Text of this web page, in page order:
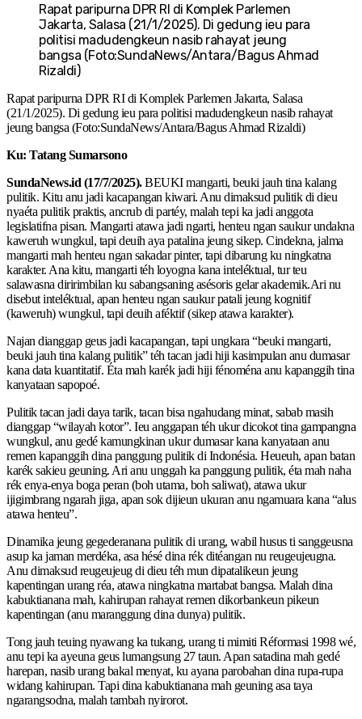
Rapat paripurna DPR RI di Komplek Parlemen
Jakarta, Salasa (21/1/2025). Di gedung ieu para
politisi madudengkeun nasib rahayat jeung
bangsa (Foto:SundaNews/Antara/Bagus Ahmad
Rizaldi)
Rapat paripurna DPR RI di Komplek Parlemen Jakarta, Salasa
(21/1/2025). Di gedung ieu para politisi madudengkeun nasib rahayat
jeung bangsa (Foto:SundaNews/Antara/Bagus Ahmad Rizaldi)
Ku: Tatang Sumarsono
SundaNews.id (17/7/2025).BEUKI mangarti, beuki jauh tina kalang
pulitik. Kitu anu jadi kacapangan kiwari. Anu dimaksud pulitik di dieu
nyaéta pulitik praktis, ancrub di partéy, malah tepi ka jadi anggota
legislatifna pisan. Mangarti atawa jadi ngarti, henteu ngan saukur undakna
kaweruh wungkul, tapi deuih aya patalina jeung sikep. Cindekna, jalma
mangarti mah henteu ngan sakadar pinter, tapi dibarung ku ningkatna
karakter. Ana kitu, mangarti téh loyogna kana inteléktual, tur teu
salawasna diririmbilan ku sabangsaning asésoris gelar akademik.Ari nu
disebut inteléktual, apan henteu ngan saukur patali jeung kognitif
(kaweruh) wungkul, tapi deuih aféktif (sikep atawa karakter).
Najan dianggap geus jadi kacapangan, tapi ungkara “beuki mangarti,
beuki jauh tina kalang pulitik” téh tacan jadi hiji kasimpulan anu dumasar
kana data kuantitatif. Éta mah karék jadi hiji fénoména anu kapanggih tina
kanyataan sapopoé.
Pulitik tacan jadi daya tarik, tacan bisa ngahudang minat, sabab masih
dianggap “wilayah kotor”. Ieu anggapan téh ukur dicokot tina gampangna
wungkul, anu gedé kamungkinan ukur dumasar kana kanyataan anu
remen kapanggih dina panggung pulitik di Indonésia. Heueuh, apan batan
karék sakieu geuning. Ari anu unggah ka panggung pulitik, éta mah naha
rék enya-enya boga peran (boh utama, boh saliwat), atawa ukur
ijigimbrang ngarah jiga, apan sok dijieun ukuran anu ngamuara kana “alus
atawa henteu”.
Dinamika jeung gegederanana pulitik di urang, wabil husus ti sanggeusna
asup ka jaman merdéka, asa hésé dina rék ditéangan nu reugeujeugna.
Anu dimaksud reugeujeug di dieu téh mun dipatalikeun jeung
kapentingan urang réa, atawa ningkatna martabat bangsa. Malah dina
kabuktianana mah, kahirupan rahayat remen dikorbankeun pikeun
kapentingan (anu maranggung dina dunya) pulitik.
Tong jauh teuing nyawang ka tukang, urang ti mimiti Réformasi 1998 wé,
anu tepi ka ayeuna geus lumangsung 27 taun. Apan satadina mah gedé
harepan, nasib urang bakal menyat, ku ayana parobahan dina rupa-rupa
widang kahirupan. Tapi dina kabuktianana mah geuning asa taya
ngarangsodna, malah tambah nyirorot.